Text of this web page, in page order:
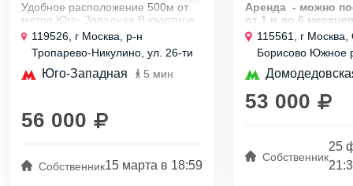
Удобное расположение 500м от
метро Юго- Западная.В квартире
необходимая мебель и бытовая
техника. Во дворе
поликлиника,детский сад и рядом
школа. Недалеко зеленый...
119526, г Москва, р-н
Тропарево-Никулино, ул. 26-ти
Бакинских Комиссаров, д 12 к 5
Юго-Западная 5 мин
56 000
Собственник15 марта в 18:59
Аренда - можно
от 1 и до 6
указана в ценнике).
пишите
Квартира
чистая , см....
115561, г
Борисово Южное
Ясеневая, д 10 к 1
53 000
Собственник
25